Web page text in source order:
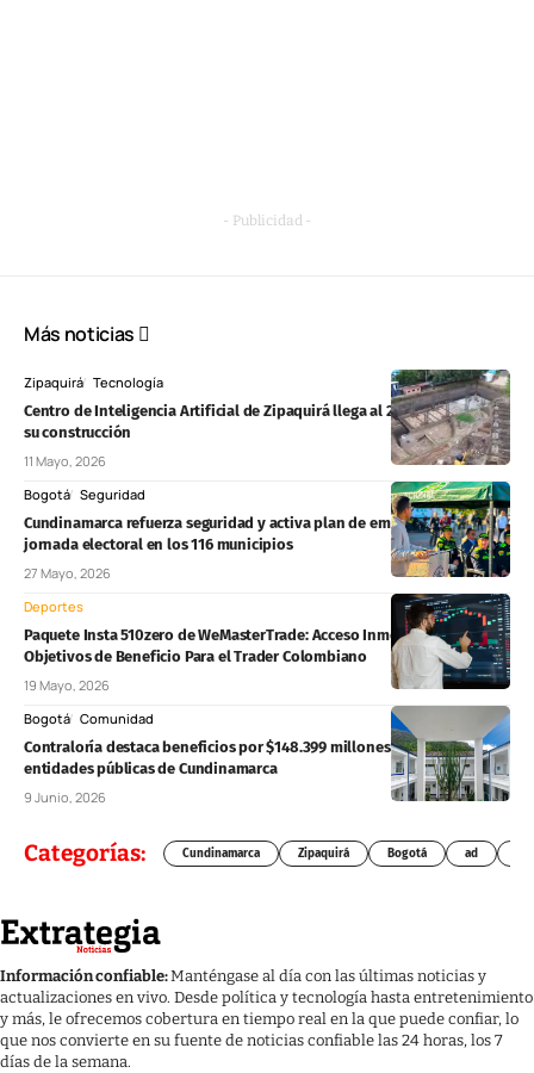
- Publicidad -
Más noticias
Zipaquirá Tecnología
Centro de Inteligencia Artificial de Zipaquirá llega al 20% de avance en
su construcción
11 Mayo, 2026
Bogotá Seguridad
Cundinamarca refuerza seguridad y activa plan de emergencias para
jornada electoral en los 116 municipios
27 Mayo, 2026
Deportes
Paquete Insta 510zero de WeMasterTrade: Acceso Inmediato Sin
Objetivos de Beneficio Para el Trader Colombiano
19 Mayo, 2026
Bogotá Comunidad
Contraloría destaca beneficios por $148.399 millones tras auditorías a
entidades públicas de Cundinamarca
9 Junio, 2026
Categorías: Cundinamarca Zipaquirá Bogotá ad
Información confiable:Manténgase al día con las últimas noticias y
actualizaciones en vivo. Desde política y tecnología hasta entretenimiento
y más, le ofrecemos cobertura en tiempo real en la que puede confiar, lo
que nos convierte en su fuente de noticias confiable las 24 horas, los 7
días de la semana.